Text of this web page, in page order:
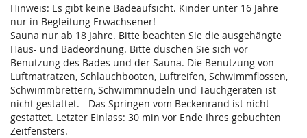
Hinweis: Es gibt keine Badeaufsicht. Kinder unter 16 Jahre
nur in Begleitung Erwachsener!
Sauna nur ab 18 Jahre. Bitte beachten Sie die ausgehängte
Haus- und Badeordnung. Bitte duschen Sie sich vor
Benutzung des Bades und der Sauna. Die Benutzung von
Luftmatratzen, Schlauchbooten, Luftreifen, Schwimmflossen,
Schwimmbrettern, Schwimmnudeln und Tauchgeräten ist
nicht gestattet. - Das Springen vom Beckenrand ist nicht
gestattet. Letzter Einlass: 30 min vor Ende Ihres gebuchten
Zeitfensters.